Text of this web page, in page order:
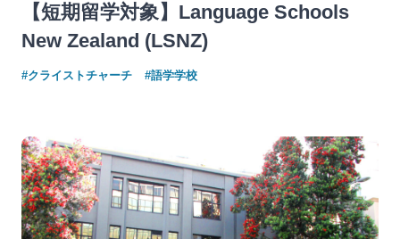
【短期留学対象】Language Schools
New Zealand (LSNZ)
#クライストチャーチ #語学学校